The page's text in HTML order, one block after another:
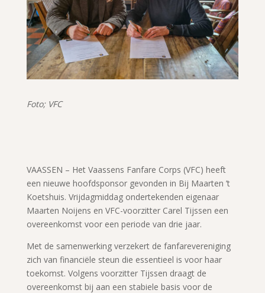
Foto; VFC
VAASSEN – Het Vaassens Fanfare Corps (VFC) heeft
een nieuwe hoofdsponsor gevonden in Bij Maarten ’t
Koetshuis. Vrijdagmiddag ondertekenden eigenaar
Maarten Noijens en VFC-voorzitter Carel Tijssen een
overeenkomst voor een periode van drie jaar.
Met de samenwerking verzekert de fanfarevereniging
zich van financiële steun die essentieel is voor haar
toekomst. Volgens voorzitter Tijssen draagt de
overeenkomst bij aan een stabiele basis voor de